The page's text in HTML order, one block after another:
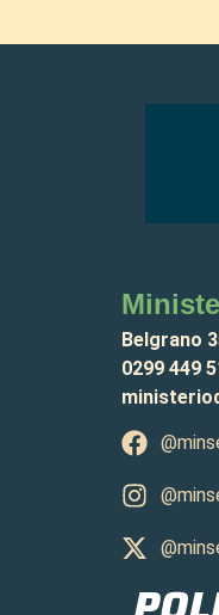
Belgrano
0299 449